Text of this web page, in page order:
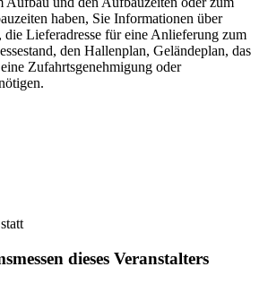
ein Freigelände mit ca. 3.000
Kongresshalle, Festsäle
Straße und Europaplatz; Navi-
haben, Sie Informationen über
Lieferadresse für eine Anlieferung zum
den Hallenplan, Geländeplan, das
Zufahrtsgenehmigung oder
dieses Veranstalters